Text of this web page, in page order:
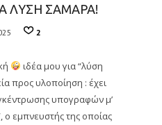
ΛΥΣΗ ΣΑΜΑΡΑ!
2
ιδέα μου για “λύση
προς υλοποίηση : έχει
υπογραφών μ’
ο εμπνευστής της οποίας